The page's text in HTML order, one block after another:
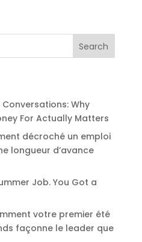
Search
Why
For Actually Matters
décroché un emploi
longueur d’avance
Job. You Got a
votre premier été
façonne le leader que